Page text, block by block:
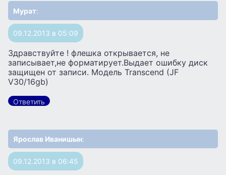
Мурат:
09.12.2013 в 05:09
Здравствуйте ! флешка открывается, не
записывает,не форматирует.Выдает ошибку диск
защищен от записи. Модель Transcend (JF
V30/16gb)
Ответить
Ярослав Иванишын:
09.12.2013 в 06:45